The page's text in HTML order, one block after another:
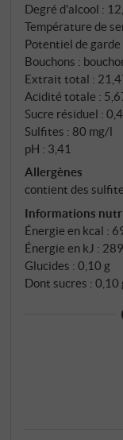
pêche blanche,
herbes
proportionné. La
croquante, un
note minérale
boire la
rayonnant de la
style.
Degré d'alcool :
Température de
Potentiel de
Bouchons :
Extrait total :
Acidité totale :
Sucre résiduel :
Sulfites : 80 mg/l
pH : 3,41
Allergènes
contient des
Informations
Énergie en kcal :
Énergie en kJ :
Glucides : 0,10 g
Dont sucres : 0,10